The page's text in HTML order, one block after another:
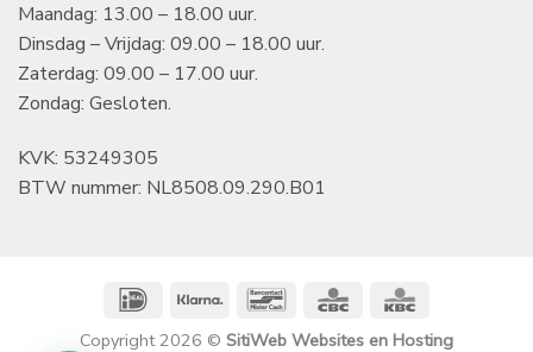
Maandag: 13.00 – 18.00 uur.
Dinsdag – Vrijdag: 09.00 – 18.00 uur.
Zaterdag: 09.00 – 17.00 uur.
Zondag: Gesloten.
KVK: 53249305
BTW nummer: NL8508.09.290.B01
IDeal Klarna BancontactCBC
Copyright 2026 © SitiWeb Websites en Hosting